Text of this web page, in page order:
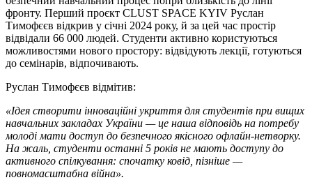
фронту. Перший проєкт CLUST SPACE KYIV Руслан
Тимофєєв відкрив у січні 2024 року, й за цей час простір
відвідали 66 000 людей. Студенти активно користуються
можливостями нового простору: відвідують лекції, готуються
до семінарів, відпочивають.
Руслан Тимофєєв відмітив:
«Ідея створити інноваційні укриття для студентів при вищих
навчальних закладах України — це наша відповідь на потребу
молоді мати доступ до безпечного якісного офлайн-нетворку.
На жаль, студенти останні 5 років не мають доступу до
активного спілкування: спочатку ковід, пізніше —
повномасштабна війна».